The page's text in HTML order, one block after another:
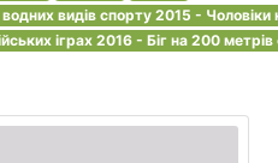
видів спорту 2015 -
іграх 2016 - Біг на 200 метрів